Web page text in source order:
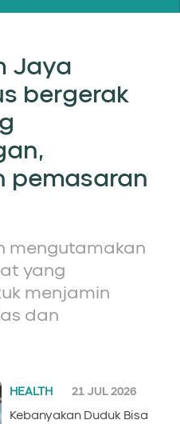
Jaya
bergerak
pemasaran
mengutamakan
yang
menjamin
dan
HEALTH
21 JUL 2026
Kebanyakan Duduk Bisa